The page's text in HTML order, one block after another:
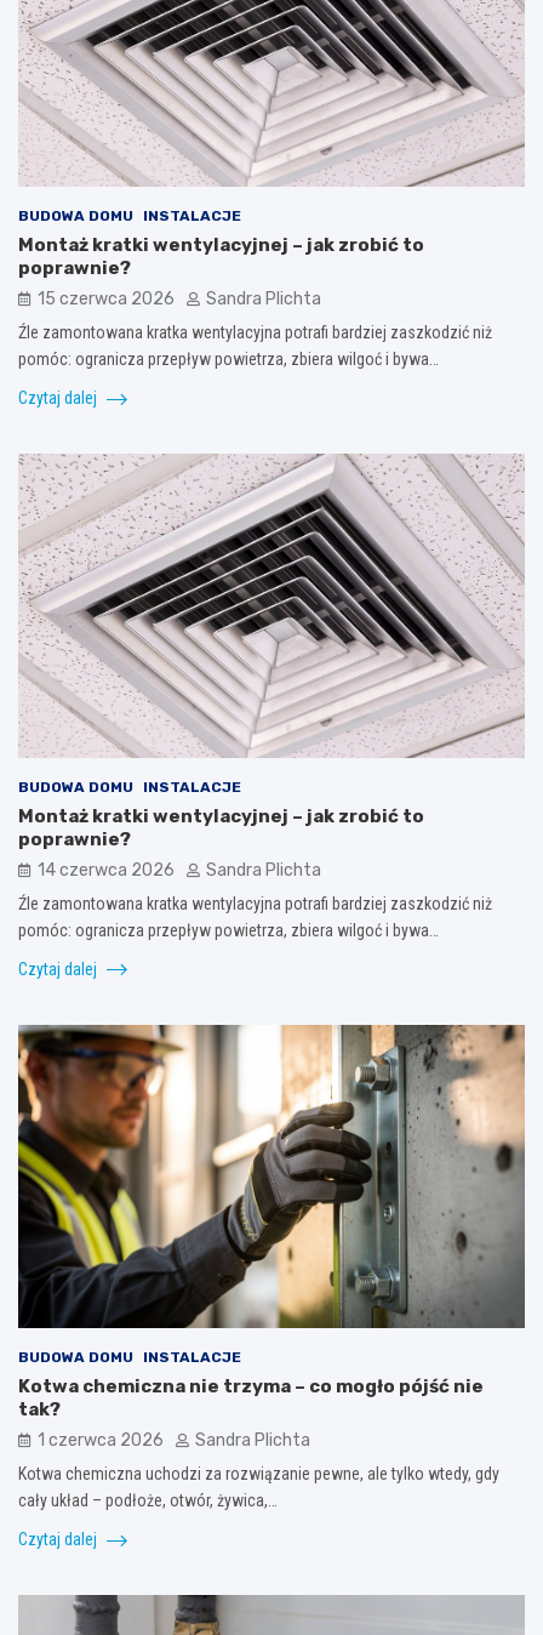
BUDOWA DOMU INSTALACJE
Montaż kratki wentylacyjnej – jak zrobić to
poprawnie?
15 czerwca 2026 Sandra Plichta
Źle zamontowana kratka wentylacyjna potrafi bardziej zaszkodzić niż
pomóc: ogranicza przepływ powietrza, zbiera wilgoć i bywa…
Czytaj dalej
BUDOWA DOMU INSTALACJE
Montaż kratki wentylacyjnej – jak zrobić to
poprawnie?
14 czerwca 2026 Sandra Plichta
Źle zamontowana kratka wentylacyjna potrafi bardziej zaszkodzić niż
pomóc: ogranicza przepływ powietrza, zbiera wilgoć i bywa…
Czytaj dalej
BUDOWA DOMU INSTALACJE
Kotwa chemiczna nie trzyma – co mogło pójść nie
tak?
1 czerwca 2026 Sandra Plichta
Kotwa chemiczna uchodzi za rozwiązanie pewne, ale tylko wtedy, gdy
cały układ – podłoże, otwór, żywica,…
Czytaj dalej